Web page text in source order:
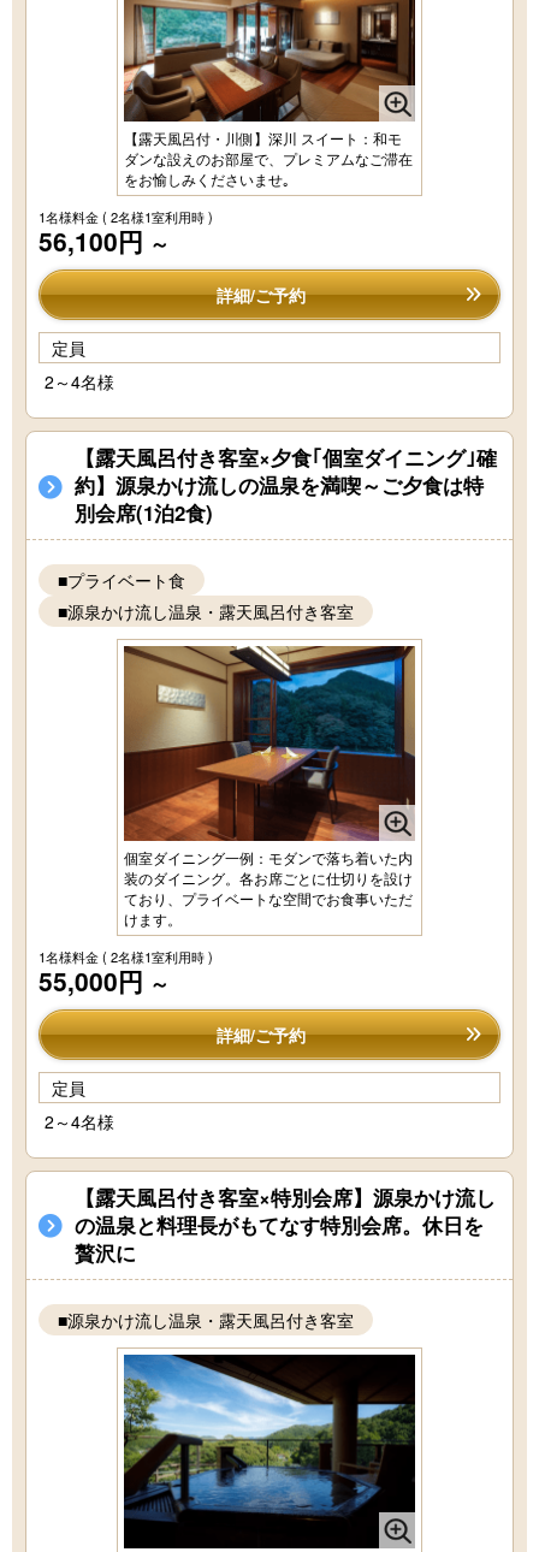
【露天風呂付・川側】深川 スイート：和モ
ダンな設えのお部屋で、プレミアムなご滞在
をお愉しみくださいませ｡
1名様料金( 2名様1室利用時 )
56,100円 ～
詳細/ご予約
定員
2～4名様
【露天風呂付き客室×夕食｢個室ダイニング｣確
約】源泉かけ流しの温泉を満喫～ご夕食は特
別会席(1泊2食)
■プライベート食
■源泉かけ流し温泉・露天風呂付き客室
個室ダイニング一例：モダンで落ち着いた内
装のダイニング。各お席ごとに仕切りを設け
ており、プライベートな空間でお食事いただ
けます。
1名様料金( 2名様1室利用時 )
55,000円 ～
詳細/ご予約
定員
2～4名様
【露天風呂付き客室×特別会席】源泉かけ流し
の温泉と料理長がもてなす特別会席。休日を
贅沢に
■源泉かけ流し温泉・露天風呂付き客室